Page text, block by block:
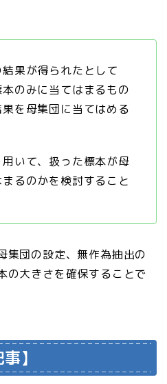
果が得られたとして
のみに当てはまるもの
を母集団に当てはめる
用いて、扱った標本が母
るのかを検討すること
団の設定、無作為抽出の
の大きさを確保することで
】